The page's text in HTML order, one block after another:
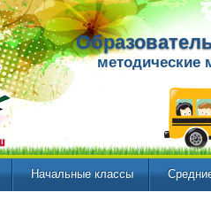
методические
Начальные классы